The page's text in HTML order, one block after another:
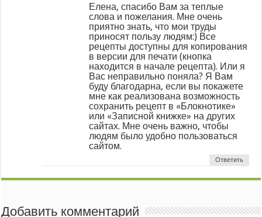
Елена, спасибо Вам за теплые
слова и пожелания. Мне очень
приятно знать, что мои труды
приносят пользу людям:) Все
рецепты доступны для копирования
в версии для печати (кнопка
находится в начале рецепта). Или я
Вас неправильно поняла? Я Вам
буду благодарна, если вы покажете
мне как реализована возможность
сохранить рецепт в «Блокнотике»
или «Записной книжке» на других
сайтах. Мне очень важно, чтобы
людям было удобно пользоваться
сайтом.
Ответить
Добавить комментарий